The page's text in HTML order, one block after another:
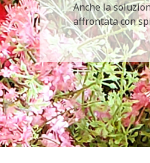
Anche la
affrontata con